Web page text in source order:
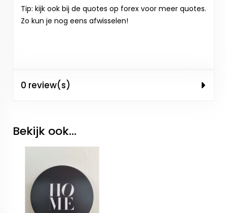
Tip: kijk ook bij de quotes op forex voor meer quotes.
Zo kun je nog eens afwisselen!
0 review(s)
Bekijk ook...